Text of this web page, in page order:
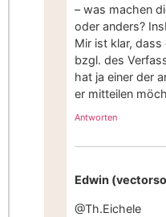
– was machen
oder anders?
Mir ist klar,
bzgl. des
hat ja einer der
er mitteilen
Antworten
Edwin
@Th.Eichele